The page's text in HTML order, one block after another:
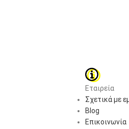
Εταιρεία
Σχετικά με
Blog
Επικοινωνία